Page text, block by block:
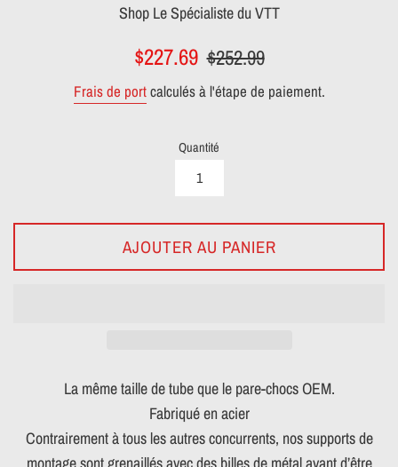
Shop Le Spécialiste du VTT
Prix
$227.69 Prix
$252.99
Frais de portcalculés à l'étape de paiement.
Quantité
AJOUTER AU PANIER
La même taille de tube que le pare-chocs OEM.
Fabriqué en acier
Contrairement à tous les autres concurrents, nos supports de